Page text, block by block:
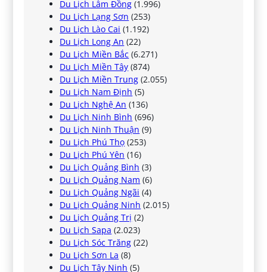
Du Lịch Lâm Đồng (1.996)
Du Lịch Lạng Sơn (253)
Du Lịch Lào Cai (1.192)
Du Lịch Long An (22)
Du Lịch Miền Bắc (6.271)
Du Lịch Miền Tây (874)
Du Lịch Miền Trung (2.055)
Du Lịch Nam Định (5)
Du Lịch Nghệ An (136)
Du Lịch Ninh Bình (696)
Du Lịch Ninh Thuận (9)
Du Lịch Phú Thọ (253)
Du Lịch Phú Yên (16)
Du Lịch Quảng Bình (3)
Du Lịch Quảng Nam (6)
Du Lịch Quảng Ngãi (4)
Du Lịch Quảng Ninh (2.015)
Du Lịch Quảng Trị (2)
Du Lịch Sapa (2.023)
Du Lịch Sóc Trăng (22)
Du Lịch Sơn La (8)
Du Lịch Tây Ninh (5)